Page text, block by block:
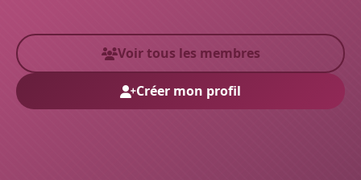
Voir tous les membres
Créer mon profil